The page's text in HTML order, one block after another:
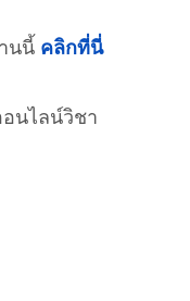
นนี้ คลิกที่นี่
นไลน์วิชา